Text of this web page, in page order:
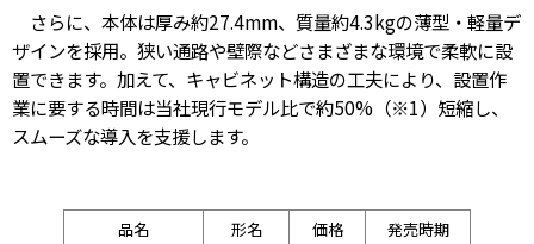
さらに、本体は厚み約27.4mm、質量約4.3kgの薄型・軽量デ
ザインを採用。狭い通路や壁際などさまざまな環境で柔軟に設
置できます。加えて、キャビネット構造の工夫により、設置作
業に要する時間は当社現行モデル比で約50%（※1）短縮し、
スムーズな導入を支援します。
品名 形名 価格 発売時期